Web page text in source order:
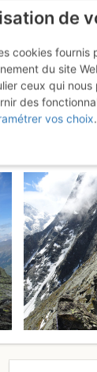
:
de
cookies
du site
ceux qui
des
vos choix.